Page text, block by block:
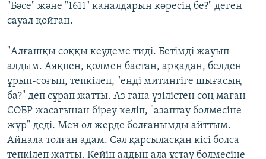
"Бәсе" және "1611" каналдарын көресің бе?" деген
сауал қойған.
"Алғашқы соққы кеудеме тиді. Бетімді жауып
алдым. Аяқпен, қолмен бастан, арқадан, белден
ұрып-соғып, тепкілеп, "енді митингіге шығасың
ба?" деп сұрап жатты. Аз ғана үзілістен соң маған
СОБР жасағынан біреу келіп, "азаптау бөлмесіне
жүр" деді. Мен ол жерде болғанымды айттым.
Айнала толған адам. Сәл қарсыласқан кісі болса
тепкілеп жатты. Кейін алдын ала ұстау бөлмесіне